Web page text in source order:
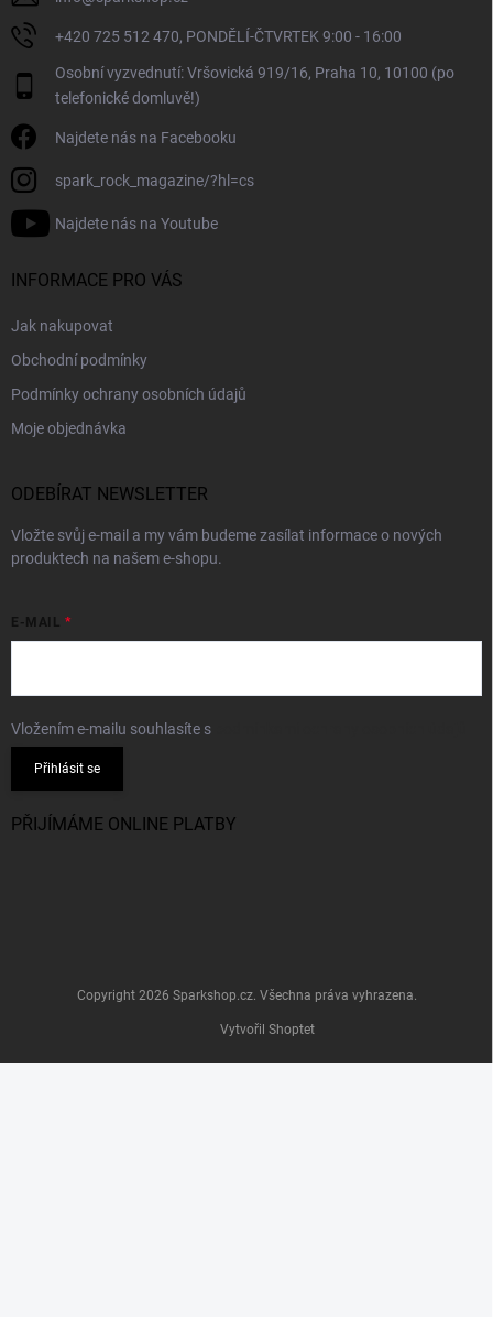
p
i
s
+420 725 512 470, PONDĚLÍ-ČTVRTEK 9:00 - 16:00
Osobní vyzvednutí: Vršovická 919/16, Praha 10, 10100 (po
telefonické domluvě!)
Najdete nás na Facebooku
spark_rock_magazine/?hl=cs
Najdete nás na Youtube
INFORMACE PRO VÁS
Jak nakupovat
Obchodní podmínky
Podmínky ochrany osobních údajů
Moje objednávka
ODEBÍRAT NEWSLETTER
Vložte svůj e-mail a my vám budeme zasílat informace o nových
produktech na našem e-shopu.
E-MAIL
Vložením e-mailu souhlasíte s
Přihlásit se
PŘIJÍMÁME ONLINE PLATBY
Vytvořil Shoptet
Copyright 2026 Sparkshop.cz. Všechna práva vyhrazena.